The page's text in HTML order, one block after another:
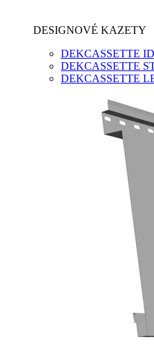
DESIGNOVÉ KAZETY
DEKCASSETTE
DEKCASSETTE
DEKCASSETTE